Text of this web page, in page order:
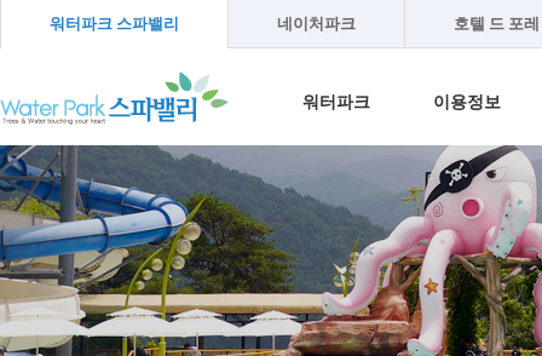
워터파크 스파밸리 네이처파크 호텔 드 포레
워터파크
오시는길
이용정보
이용안내
이용방법
이용시간
이용요금
단체프로그램